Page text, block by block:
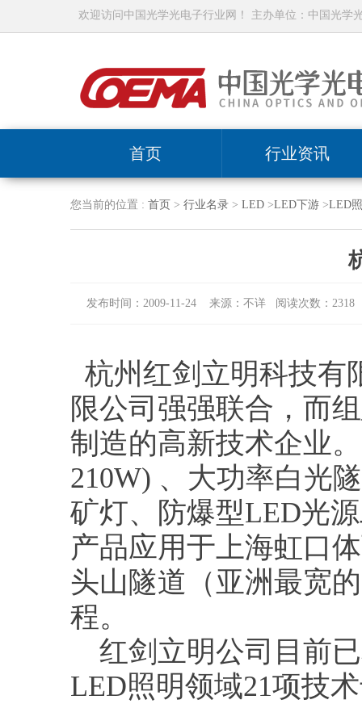
欢迎访问中国光学光电子行业网！ 主办单位：中国光学
首页 行业资讯
您当前的位置 : 首页 > 行业名录> LED>LED下游>LED
发布时间：2009-11-24 来源：不详 阅读次数：2318
杭州红剑立明科技有
限公司强强联合，而
制造的高新技术企业
210W) 、大功率白光
矿灯、防爆型LED光
产品应用于上海虹口
头山隧道（亚洲最宽
程。
红剑立明公司目前已
LED照明领域21项技